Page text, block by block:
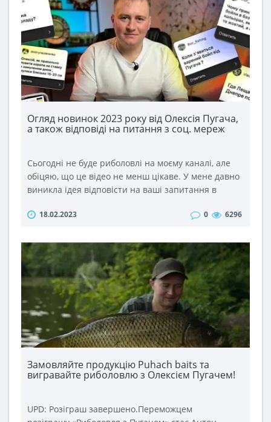
Огляд новинок 2023 року від Олексія Пугача,
а також відповіді на питання з соц. мереж
Сьогодні не буде риболовлі на моєму каналі, але
обіцяю, що це відео не менш цікаве. У мене давно
виникла ідея відповісти на ваші запитання в
дуже багато під кожним відео та в соц. мережах.
відео. ..
18.02.2023 0 6296
Замовляйте продукцію Puhach baits та
вигравайте риболовлю з Олексієм Пугачем!
UPD: Розіграш завершено.Переможцем